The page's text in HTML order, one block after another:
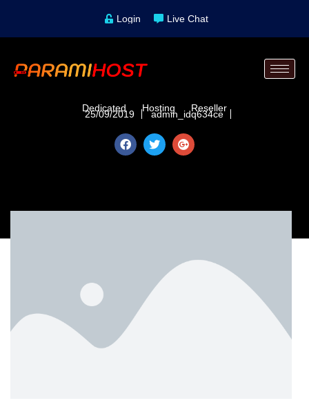
Login Live Chat
Dedicated Hosting Reseller
25/09/2019 admin_idq634ce